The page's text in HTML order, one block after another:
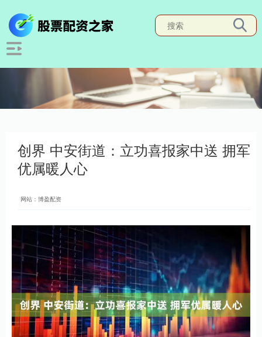
创界 中安街道：立功喜报家中送 拥军
优属暖人心
网站：博盈配资